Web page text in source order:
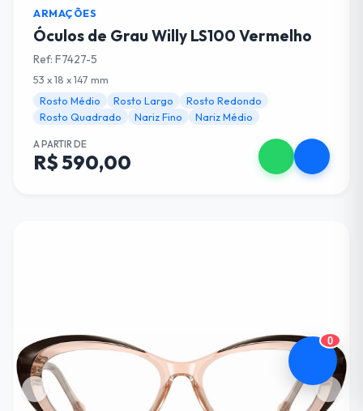
ARMAÇÕES
Óculos de Grau Willy LS100 Vermelho
Ref: F7427-5
53 x 18 x 147 mm
Rosto Médio
Rosto Largo
Rosto Redondo
Rosto Quadrado
Nariz Fino Nariz Médio
A PARTIR DE
R$ 590,00
0